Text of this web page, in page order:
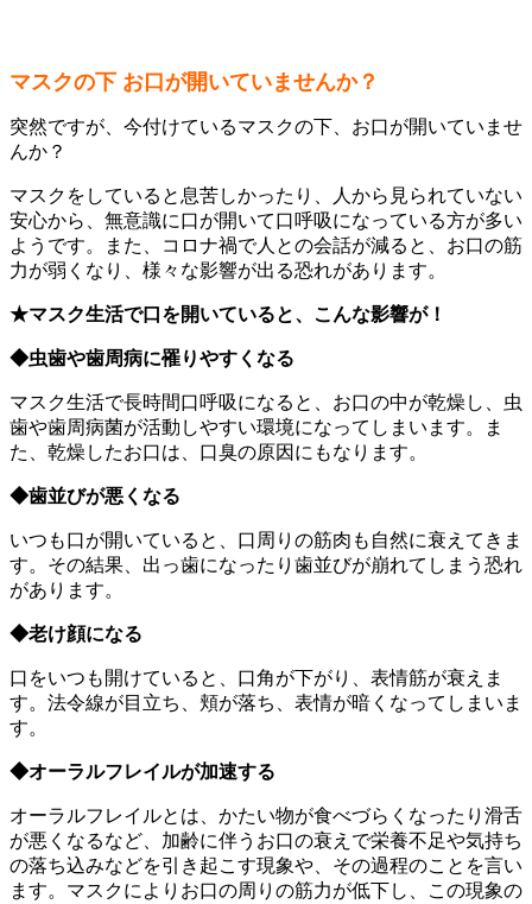
マスクの下 お口が開いていませんか？
突然ですが、今付けているマスクの下、お口が開いていませ
んか？
マスクをしていると息苦しかったり、人から見られていない
安心から、無意識に口が開いて口呼吸になっている方が多い
ようです。また、コロナ禍で人との会話が減ると、お口の筋
力が弱くなり、様々な影響が出る恐れがあります。
★マスク生活で口を開いていると、こんな影響が！
◆虫歯や歯周病に罹りやすくなる
マスク生活で長時間口呼吸になると、お口の中が乾燥し、虫
歯や歯周病菌が活動しやすい環境になってしまいます。ま
た、乾燥したお口は、口臭の原因にもなります。
◆歯並びが悪くなる
いつも口が開いていると、口周りの筋肉も自然に衰えてきま
す。その結果、出っ歯になったり歯並びが崩れてしまう恐れ
があります。
◆老け顔になる
口をいつも開けていると、口角が下がり、表情筋が衰えま
す。法令線が目立ち、頬が落ち、表情が暗くなってしまいま
す。
◆オーラルフレイルが加速する
オーラルフレイルとは、かたい物が食べづらくなったり滑舌
が悪くなるなど、加齢に伴うお口の衰えで栄養不足や気持ち
の落ち込みなどを引き起こす現象や、その過程のことを言い
ます。マスクによりお口の周りの筋力が低下し、この現象の